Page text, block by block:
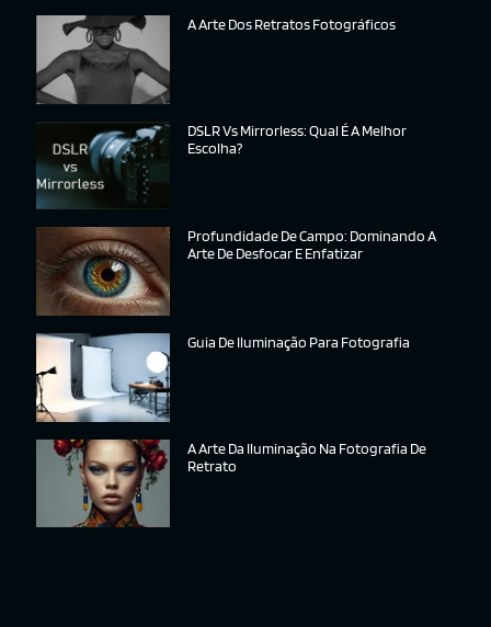
A Arte Dos Retratos Fotográficos
DSLR Vs Mirrorless: Qual É A Melhor
Escolha?
Profundidade De Campo: Dominando A
Arte De Desfocar E Enfatizar
Guia De Iluminação Para Fotografia
A Arte Da Iluminação Na Fotografia De
Retrato